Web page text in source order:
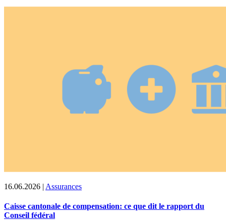
16.06.2026 | Assurances
Caisse cantonale de compensation: ce que dit le rapport du
Conseil fédéral